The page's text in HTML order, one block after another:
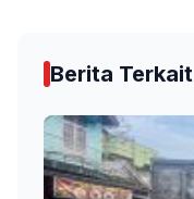
Berita Terkait